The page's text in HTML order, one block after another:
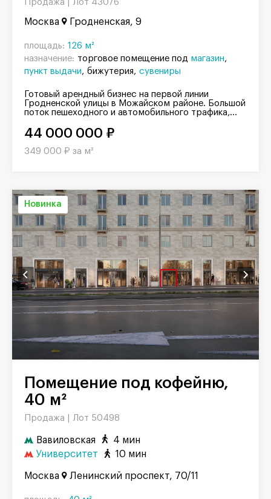
Продажа | Лот 43076
Москва Гродненская, 9
площадь: 126 м²
назначение: торговое помещение под магазин
пункт выдачи
бижутерия сувениры
Готовый арендный бизнес на первой линии
Гродненской улицы в Можайском районе. Большой
поток пешеходного и автомобильного трафика,...
44 000 000 ₽
349 000 ₽ за м²
Новинка
Помещение под кофейню,
40 м²
Продажа | Лот 50498
Вавиловская
4 мин
Университет
10 мин
Москва Ленинский проспект, 70/11